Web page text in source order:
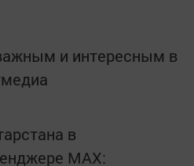
и интересным в
в
MАХ: